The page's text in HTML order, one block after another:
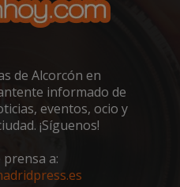
de Alcorcón en
informado de
eventos, ocio y
¡Síguenos!
a:
YouTube
.youtube.com